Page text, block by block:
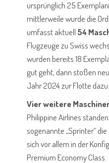
ursprünglich 25
mittlerweile wurde die
umfasst aktuell 54
Flugzeuge zu Swiss
wurden bereits 18
gut geht, dann stoßen
Jahr 2024 zur Flotte dazu.
Vier weitere
Philippine Airlines
sogenannte „Sprinter“
sich vor allem in der
Premium Economy Class.